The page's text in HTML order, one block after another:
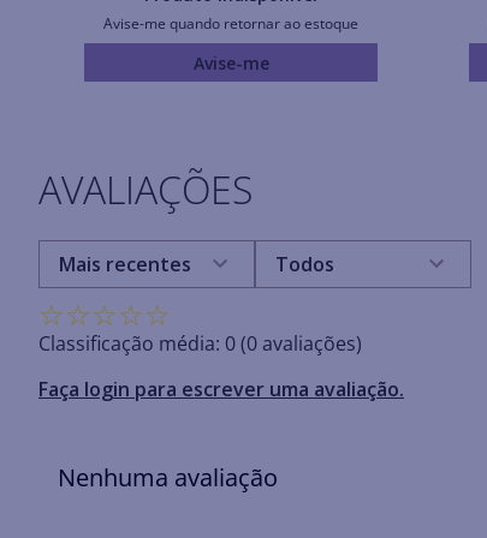
Avise-me quando retornar ao estoque
Avise-me
AVALIAÇÕES
☆☆☆☆☆
Classificação média: 0(0 avaliações)
Faça login para escrever uma avaliação.
Mais recentes Todos
Nenhuma avaliação